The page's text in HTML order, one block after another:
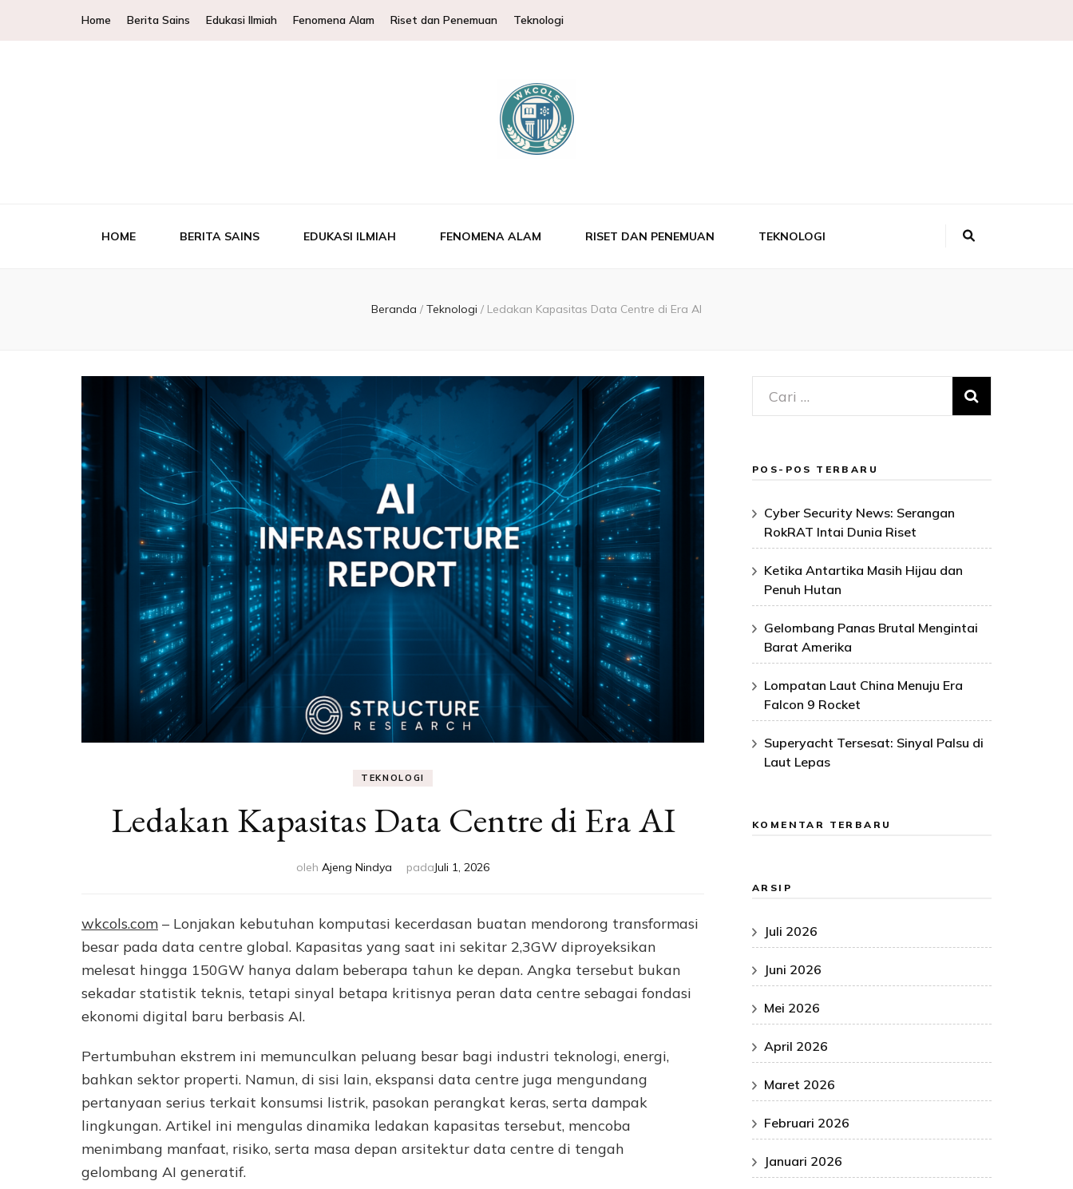
Home Berita Sains Edukasi Ilmiah Fenomena Alam Riset dan Penemuan Teknologi
Eksperimen & Fakta Sains
HOME BERITA SAINS EDUKASI ILMIAH FENOMENA ALAM RISET DAN PENEMUAN TEKNOLOGI
Beranda / Teknologi / Ledakan Kapasitas Data Centre di Era AI
TEKNOLOGI
Ledakan Kapasitas Data Centre di Era AI
oleh Ajeng Nindya padaJuli 1, 2026
wkcols.com – Lonjakan kebutuhan komputasi kecerdasan buatan mendorong transformasi
besar pada data centre global. Kapasitas yang saat ini sekitar 2,3GW diproyeksikan
melesat hingga 150GW hanya dalam beberapa tahun ke depan. Angka tersebut bukan
sekadar statistik teknis, tetapi sinyal betapa kritisnya peran data centre sebagai fondasi
ekonomi digital baru berbasis AI.
Pertumbuhan ekstrem ini memunculkan peluang besar bagi industri teknologi, energi,
bahkan sektor properti. Namun, di sisi lain, ekspansi data centre juga mengundang
pertanyaan serius terkait konsumsi listrik, pasokan perangkat keras, serta dampak
lingkungan. Artikel ini mengulas dinamika ledakan kapasitas tersebut, mencoba
menimbang manfaat, risiko, serta masa depan arsitektur data centre di tengah
gelombang AI generatif.
Cari
untuk:
POS-POS TERBARU
Cyber Security News: Serangan
RokRAT Intai Dunia Riset
Ketika Antartika Masih Hijau dan
Penuh Hutan
Gelombang Panas Brutal Mengintai
Barat Amerika
Lompatan Laut China Menuju Era
Falcon 9 Rocket
Superyacht Tersesat: Sinyal Palsu di
Laut Lepas
KOMENTAR TERBARU
ARSIP
Juli 2026
Juni 2026
Mei 2026
April 2026
Maret 2026
Februari 2026
Januari 2026